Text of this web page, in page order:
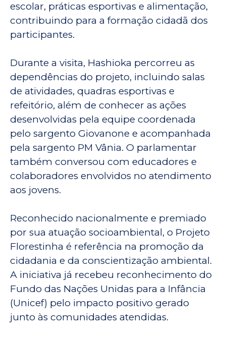
escolar, práticas esportivas e alimentação,
contribuindo para a formação cidadã dos
participantes.
Durante a visita, Hashioka percorreu as
dependências do projeto, incluindo salas
de atividades, quadras esportivas e
refeitório, além de conhecer as ações
desenvolvidas pela equipe coordenada
pelo sargento Giovanone e acompanhada
pela sargento PM Vânia. O parlamentar
também conversou com educadores e
colaboradores envolvidos no atendimento
aos jovens.
Reconhecido nacionalmente e premiado
por sua atuação socioambiental, o Projeto
Florestinha é referência na promoção da
cidadania e da conscientização ambiental.
A iniciativa já recebeu reconhecimento do
Fundo das Nações Unidas para a Infância
(Unicef) pelo impacto positivo gerado
junto às comunidades atendidas.